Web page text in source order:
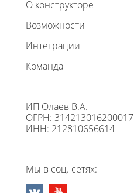
О конструкторе
Возможности
Интеграции
Команда
ИП Олаев В.А.
ОГРН: 314213016200017
ИНН: 212810656614
Мы в соц. сетях: